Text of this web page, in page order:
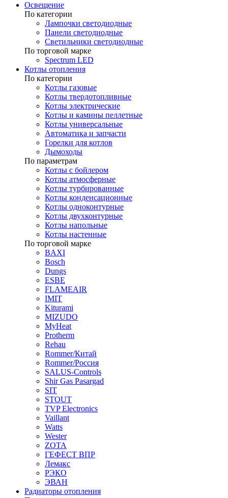
Освещение
По категории
Лампочки светодиодные
Панели светодиодные
Светильники светодиодные
По торговой марке
Spectrum LED
Котлы отопления
По категории
Котлы газовые
Котлы твердотопливные
Котлы электрические
Котлы и камины пеллетные
Котлы универсальные
Автоматика и запчасти
Горелки для котлов
Дымоходы
По параметрам
Котлы с бойлером
Котлы атмосферные
Котлы турбированные
Котлы конденсационные
Котлы одноконтурные
Котлы двухконтурные
Котлы напольные
Котлы настенные
По торговой марке
BAXI
Bosch
Dungs
ESBE
FLAMEAIR
IMIT
Kiturami
MIZUDO
MyHeat
Protherm
Rehau
Rommer/Китай
Rommer/Россия
SALUS-Controls
Shir Gas Pasargad
SIT
STOUT
TVP Electronics
Vaillant
Watts
Wester
ZOTA
ГЕФЕСТ ВПР
Лемакс
РЭКО
ЭВАН
Радиаторы отопления